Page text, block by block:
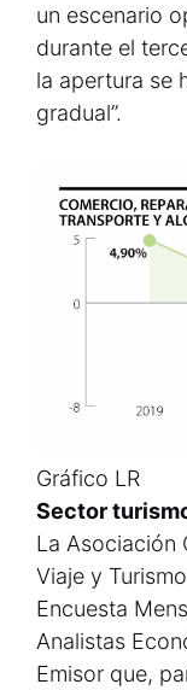
un escenario
durante el
la apertura se
gradual”.
Gráfico LR
Sector
La Asociación
Viaje y
Encuesta
Analistas
Emisor que,